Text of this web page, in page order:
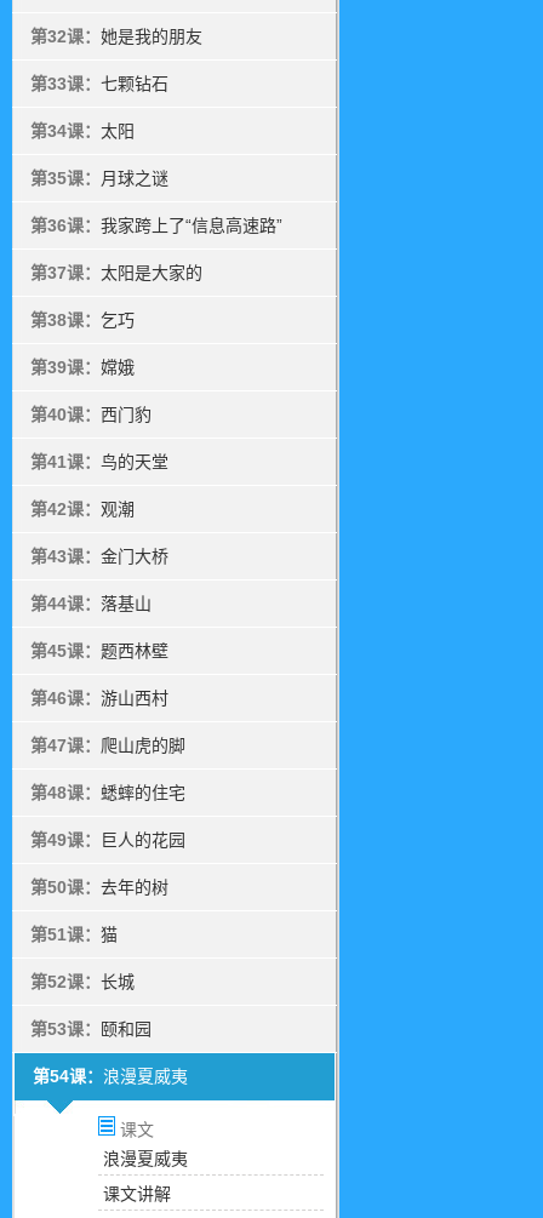
第32课： 她是我的朋友
第33课： 七颗钻石
第34课： 太阳
第35课： 月球之谜
第36课： 我家跨上了“信息高速路”
第37课： 太阳是大家的
第38课： 乞巧
第39课： 嫦娥
第40课： 西门豹
第41课： 鸟的天堂
第42课： 观潮
第43课： 金门大桥
第44课： 落基山
第45课： 题西林壁
第46课： 游山西村
第47课： 爬山虎的脚
第48课： 蟋蟀的住宅
第49课： 巨人的花园
第50课： 去年的树
第51课： 猫
第52课： 长城
第53课： 颐和园
第54课： 浪漫夏威夷
课文
浪漫夏威夷
课文讲解